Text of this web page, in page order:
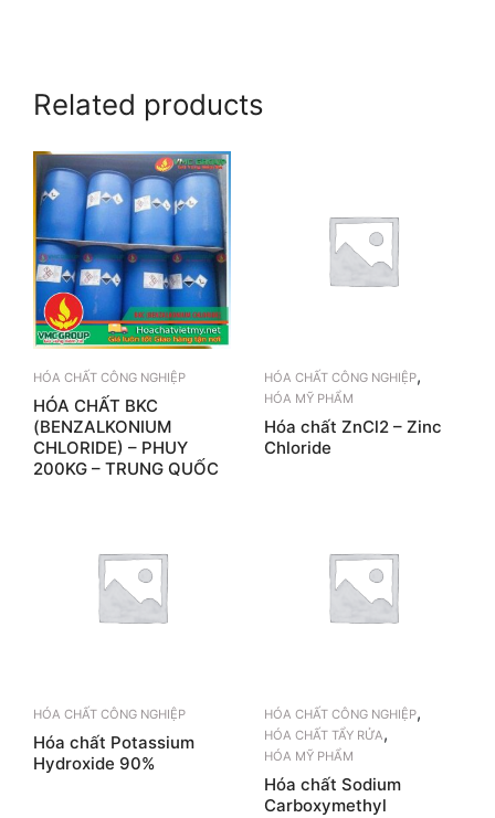
Related products
HÓA CHẤT CÔNG NGHIỆP
HÓA CHẤT BKC
(BENZALKONIUM
CHLORIDE) – PHUY
200KG – TRUNG QUỐC
HÓA CHẤT CÔNG NGHIỆP,
HÓA MỸ PHẨM
Hóa chất ZnCl2 – Zinc
Chloride
HÓA CHẤT CÔNG NGHIỆP
Hóa chất Potassium
Hydroxide 90%
HÓA CHẤT CÔNG NGHIỆP,
HÓA CHẤT TẨY RỬA,
HÓA MỸ PHẨM
Hóa chất Sodium
Carboxymethyl